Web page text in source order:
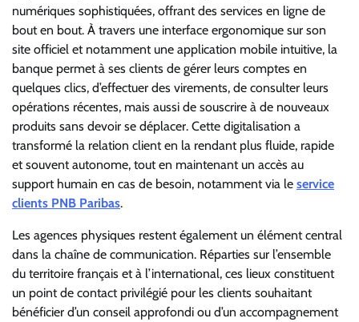
numériques sophistiquées, offrant des services en ligne de
bout en bout. À travers une interface ergonomique sur son
site officiel et notamment une application mobile intuitive, la
banque permet à ses clients de gérer leurs comptes en
quelques clics, d’effectuer des virements, de consulter leurs
opérations récentes, mais aussi de souscrire à de nouveaux
produits sans devoir se déplacer. Cette digitalisation a
transformé la relation client en la rendant plus fluide, rapide
et souvent autonome, tout en maintenant un accès au
support humain en cas de besoin, notamment via le service
clients PNB Paribas.
Les agences physiques restent également un élément central
dans la chaîne de communication. Réparties sur l’ensemble
du territoire français et à l’international, ces lieux constituent
un point de contact privilégié pour les clients souhaitant
bénéficier d’un conseil approfondi ou d’un accompagnement